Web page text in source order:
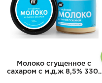
Молоко сгущенное с
сахаром с м.д.ж 8,5% 330г